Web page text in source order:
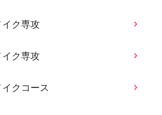
イク専攻
イク専攻
クコース